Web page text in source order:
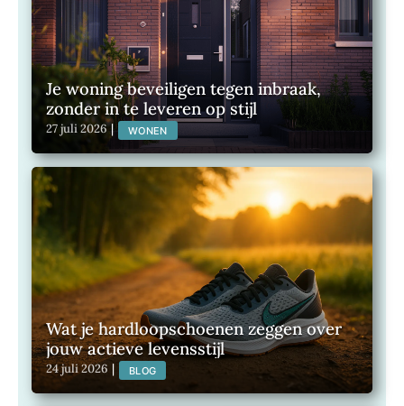
Je woning beveiligen tegen inbraak,
zonder in te leveren op stijl
27 juli 2026 | WONEN
Wat je hardloopschoenen zeggen over
jouw actieve levensstijl
24 juli 2026 | BLOG
Maak van je buitenruimte een plek om
het hele jaar van te genieten
21 juli 2026 | TUINEN, WONEN,